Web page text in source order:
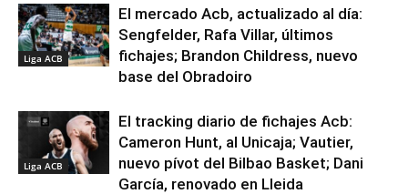
Liga ACB
El mercado Acb, actualizado al día:
Sengfelder, Rafa Villar, últimos
fichajes; Brandon Childress, nuevo
base del Obradoiro
Liga ACB
El tracking diario de fichajes Acb:
Cameron Hunt, al Unicaja; Vautier,
nuevo pívot del Bilbao Basket; Dani
García, renovado en Lleida